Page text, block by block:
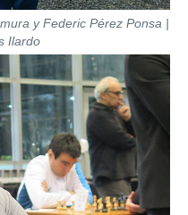
y Federic Pérez Ponsa |
Ilardo